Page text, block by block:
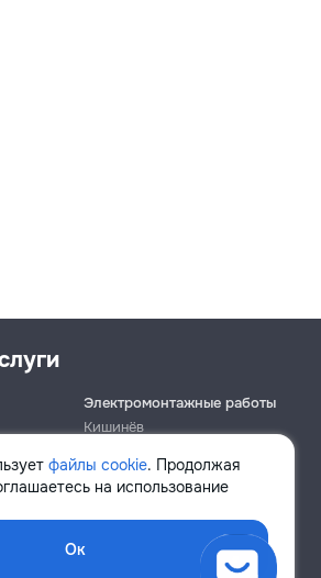
файлы cookie. Продолжая
на использование
Ок
Электромонтажные работы
Кишинёв
Ботаника
Бельцы